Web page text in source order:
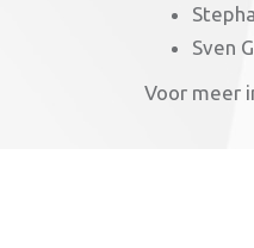
Sven
Voor meer